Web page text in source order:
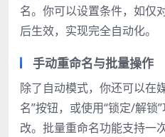
名。你可以设置条件，如仅
后生效，实现完全自动化。
手动重命名与批量操作
除了自动模式，你还可以在
名”按钮，或使用“锁定/解锁
改。批量重命名功能支持一